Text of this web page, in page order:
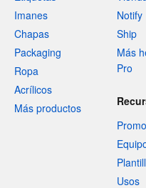
Imanes
Chapas
Packaging
Ropa
Acrílicos
Más productos
Notify
Ship
Más
Pro
Usos